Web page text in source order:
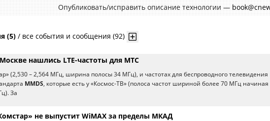
Опубликовать/исправить описание технологии —
(5) / все события и сообщения (92)
нашлись LTE-частоты для МТС
(2,530 – 2,564 МГц, ширина полосы 34 МГц), и частотах для беспроводного телевидения
MMDS, которые есть у «Космос-ТВ» (полоса частот шириной более 70 МГц начиная
За
не выпустит WiMAX за пределы МКАД